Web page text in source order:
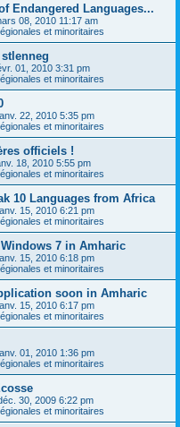
Endangered Languages...
08, 2010 11:17 am
et minoritaires
01, 2010 3:31 pm
et minoritaires
22, 2010 5:35 pm
et minoritaires
officiels !
18, 2010 5:55 pm
et minoritaires
10 Languages from Africa
15, 2010 6:21 pm
et minoritaires
7 in Amharic
15, 2010 6:18 pm
et minoritaires
soon in Amharic
15, 2010 6:17 pm
et minoritaires
01, 2010 1:36 pm
et minoritaires
30, 2009 6:22 pm
et minoritaires